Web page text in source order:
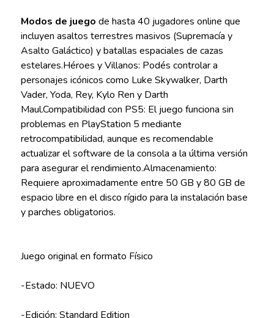
Modos de juego de hasta 40 jugadores online que
incluyen asaltos terrestres masivos (Supremacía y
Asalto Galáctico) y batallas espaciales de cazas
estelares.Héroes y Villanos: Podés controlar a
personajes icónicos como Luke Skywalker, Darth
Vader, Yoda, Rey, Kylo Ren y Darth
Maul.Compatibilidad con PS5: El juego funciona sin
problemas en PlayStation 5 mediante
retrocompatibilidad, aunque es recomendable
actualizar el software de la consola a la última versión
para asegurar el rendimiento.Almacenamiento:
Requiere aproximadamente entre 50 GB y 80 GB de
espacio libre en el disco rígido para la instalación base
y parches obligatorios.
Juego original en formato Físico
-Estado: NUEVO
-Edición: Standard Edition